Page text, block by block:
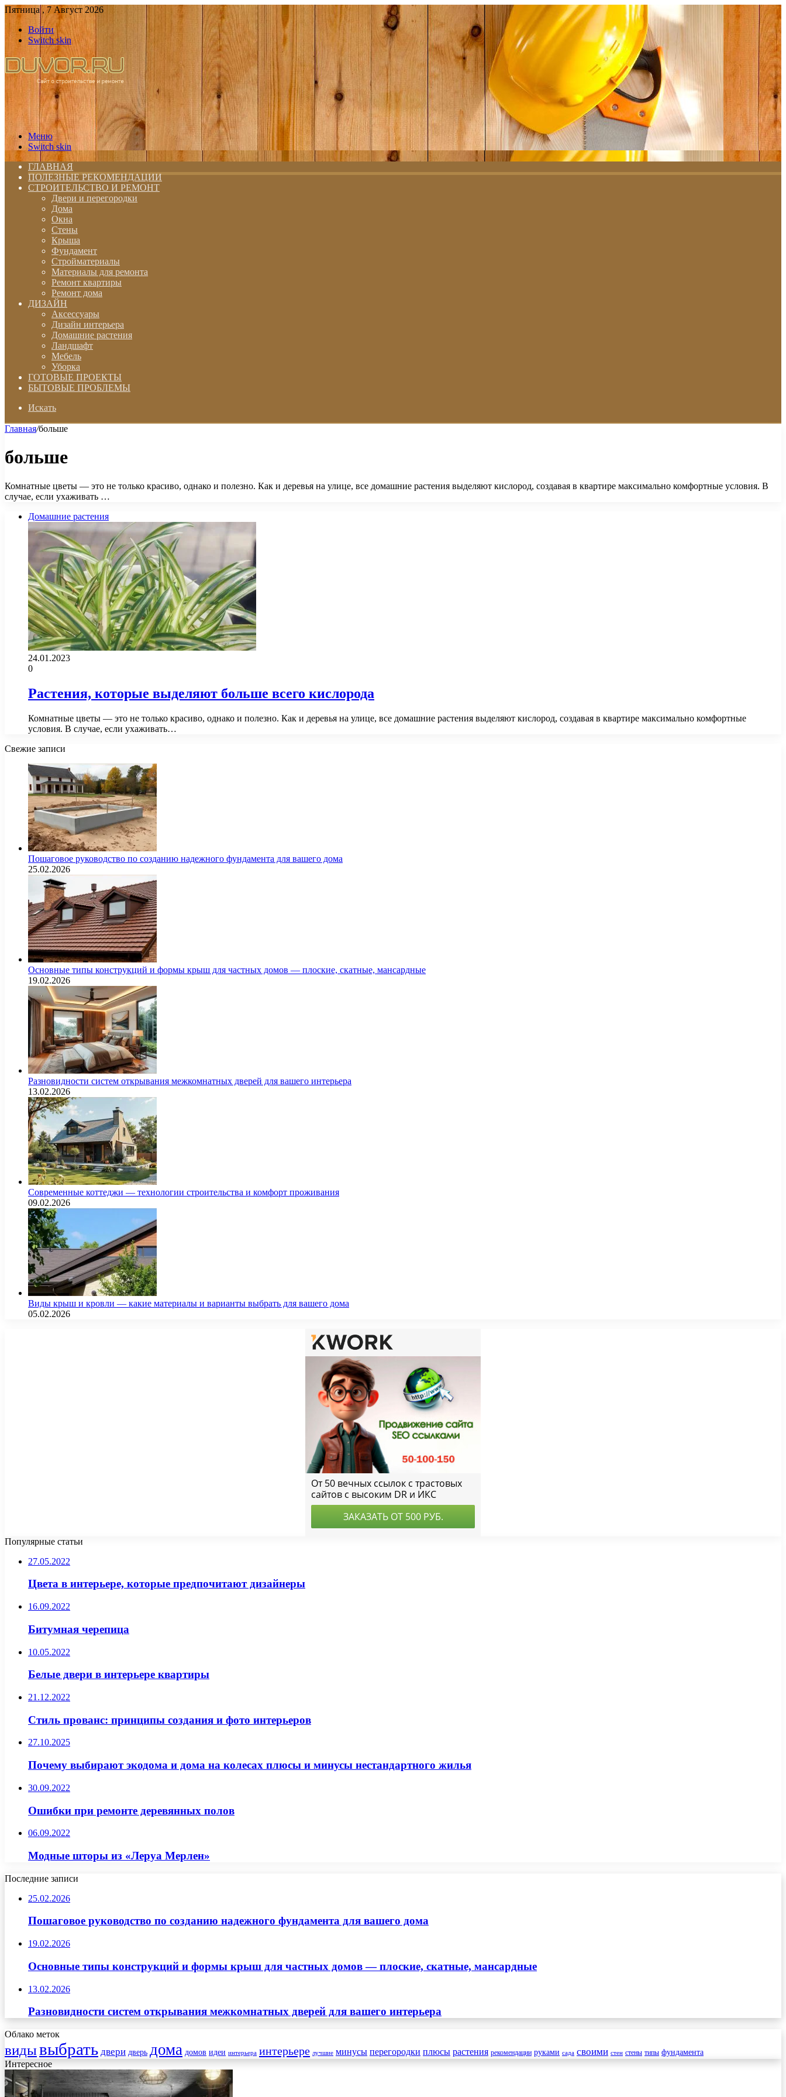
Пятница , 7 Август 2026
Войти
Switch skin
Меню
Switch skin
ГЛАВНАЯ
ПОЛЕЗНЫЕ РЕКОМЕНДАЦИИ
СТРОИТЕЛЬСТВО И РЕМОНТ
Двери и перегородки
Дома
Окна
Стены
Крыша
Фундамент
Стройматериалы
Материалы для ремонта
Ремонт квартиры
Ремонт дома
ДИЗАЙН
Аксессуары
Дизайн интерьера
Домашние растения
Ландшафт
Мебель
Уборка
ГОТОВЫЕ ПРОЕКТЫ
БЫТОВЫЕ ПРОБЛЕМЫ
Искать
Главная/больше
больше
Комнатные цветы — это не только красиво, однако и полезно. Как и деревья на улице, все домашние растения выделяют кислород, создавая в квартире максимально комфортные условия. В
случае, если ухаживать …
Домашние растения
24.01.2023
0
Растения, которые выделяют больше всего кислорода
Комнатные цветы — это не только красиво, однако и полезно. Как и деревья на улице, все домашние растения выделяют кислород, создавая в квартире максимально комфортные
условия. В случае, если ухаживать…
Свежие записи
Пошаговое руководство по созданию надежного фундамента для вашего дома
25.02.2026
Основные типы конструкций и формы крыш для частных домов — плоские, скатные, мансардные
19.02.2026
Разновидности систем открывания межкомнатных дверей для вашего интерьера
13.02.2026
Современные коттеджи — технологии строительства и комфорт проживания
09.02.2026
Виды крыш и кровли — какие материалы и варианты выбрать для вашего дома
05.02.2026
Популярные статьи
27.05.2022
Цвета в интерьере, которые предпочитают дизайнеры
16.09.2022
Битумная черепица
10.05.2022
Белые двери в интерьере квартиры
21.12.2022
Стиль прованс: принципы создания и фото интерьеров
27.10.2025
Почему выбирают экодома и дома на колесах плюсы и минусы нестандартного жилья
30.09.2022
Ошибки при ремонте деревянных полов
06.09.2022
Модные шторы из «Леруа Мерлен»
Последние записи
25.02.2026
Пошаговое руководство по созданию надежного фундамента для вашего дома
19.02.2026
Основные типы конструкций и формы крыш для частных домов — плоские, скатные, мансардные
13.02.2026
Разновидности систем открывания межкомнатных дверей для вашего интерьера
Облако меток
видывыбрать двери дверь дома домов идеи интерьера интерьере лучшие минусы перегородки плюсы растения рекомендации руками сада своими стен стены типы фундамента
Интересное